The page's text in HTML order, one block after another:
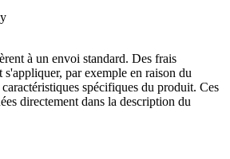
à un envoi standard. Des frais
s'appliquer, par exemple en raison du
spécifiques du produit. Ces
directement dans la description du